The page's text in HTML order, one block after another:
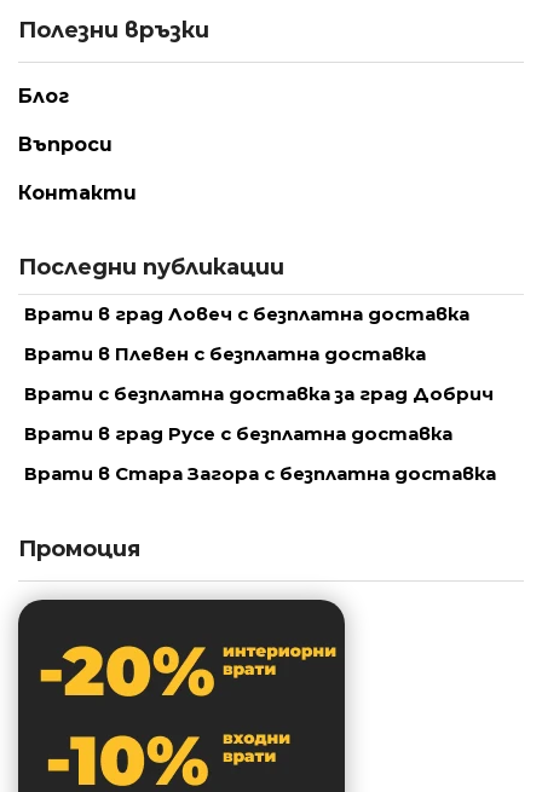
Полезни връзки
Блог
Въпроси
Контакти
Последни публикации
Врати в град Ловеч с безплатна доставка
Врати в Плевен с безплатна доставка
Врати с безплатна доставка за град Добрич
Врати в град Русе с безплатна доставка
Врати в Стара Загора с безплатна доставка
Промоция